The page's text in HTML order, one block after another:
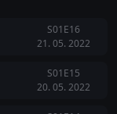
S01E16
21. 05. 2022
S01E15
20. 05. 2022